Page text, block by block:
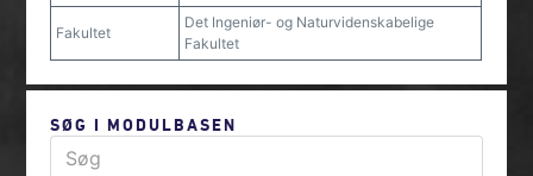
Fakultet
Det Ingeniør- og Naturvidenskabelige
Fakultet
SØG I MODULBASEN